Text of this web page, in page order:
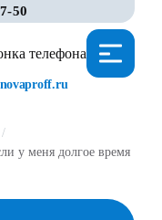
50
/
у меня долгое время